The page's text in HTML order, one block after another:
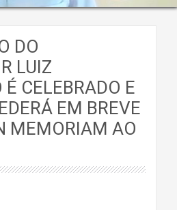
DO
LUIZ
É CELEBRADO E
EM BREVE
MEMORIAM AO